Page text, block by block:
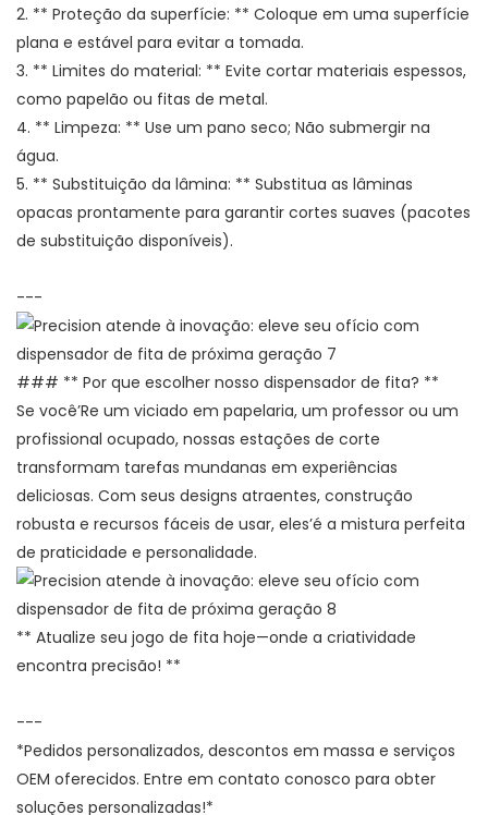
2. ** Proteção da superfície: ** Coloque em uma superfície
plana e estável para evitar a tomada.
3. ** Limites do material: ** Evite cortar materiais espessos,
como papelão ou fitas de metal.
4. ** Limpeza: ** Use um pano seco; Não submergir na
água.
5. ** Substituição da lâmina: ** Substitua as lâminas
opacas prontamente para garantir cortes suaves (pacotes
de substituição disponíveis).
---
### ** Por que escolher nosso dispensador de fita? **
Se você’Re um viciado em papelaria, um professor ou um
profissional ocupado, nossas estações de corte
transformam tarefas mundanas em experiências
deliciosas. Com seus designs atraentes, construção
robusta e recursos fáceis de usar, eles’é a mistura perfeita
de praticidade e personalidade.
** Atualize seu jogo de fita hoje—onde a criatividade
encontra precisão! **
---
*Pedidos personalizados, descontos em massa e serviços
OEM oferecidos. Entre em contato conosco para obter
soluções personalizadas!*